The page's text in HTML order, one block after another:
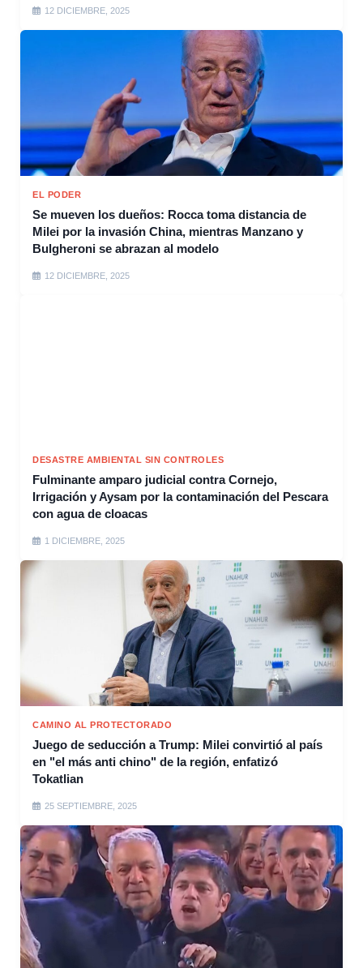
12 DICIEMBRE, 2025
EL PODER
Se mueven los dueños: Rocca toma distancia de
Milei por la invasión China, mientras Manzano y
Bulgheroni se abrazan al modelo
12 DICIEMBRE, 2025
DESASTRE AMBIENTAL SIN CONTROLES
Fulminante amparo judicial contra Cornejo,
Irrigación y Aysam por la contaminación del Pescara
con agua de cloacas
1 DICIEMBRE, 2025
CAMINO AL PROTECTORADO
Juego de seducción a Trump: Milei convirtió al país
en "el más anti chino" de la región, enfatizó
Tokatlian
25 SEPTIEMBRE, 2025